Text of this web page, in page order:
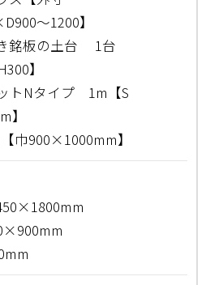
～1200】
銘板の土台 1台
】
トNタイプ 1m【S
】
巾900×1000mm】